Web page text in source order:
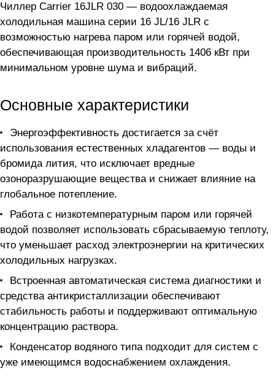
Чиллер Carrier 16JLR 030 — водоохлаждаемая
холодильная машина серии 16 JL/16 JLR с
возможностью нагрева паром или горячей водой,
обеспечивающая производительность 1406 кВт при
минимальном уровне шума и вибраций.
Основные характеристики
Энергоэффективность достигается за счёт
использования естественных хладагентов — воды и
бромида лития, что исключает вредные
озоноразрушающие вещества и снижает влияние на
глобальное потепление.
Работа с низкотемпературным паром или горячей
водой позволяет использовать сбрасываемую теплоту,
что уменьшает расход электроэнергии на критических
холодильных нагрузках.
Встроенная автоматическая система диагностики и
средства антикристаллизации обеспечивают
стабильность работы и поддерживают оптимальную
концентрацию раствора.
Конденсатор водяного типа подходит для систем с
уже имеющимся водоснабжением охлаждения.